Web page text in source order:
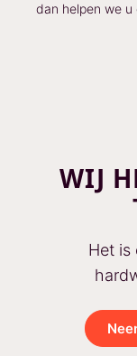
dan helpen we u
WIJ
Het is